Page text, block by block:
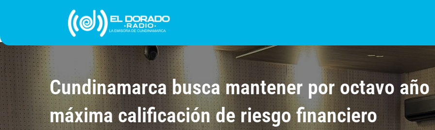
INICIO PROGRAMACIÓN ¿QUIÉNES SOMOS? NOTICIAS COLOMBIA BOGOTÁ
Cundinamarca busca mantener por octavo
máxima calificación de riesgo financiero